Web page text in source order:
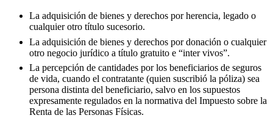
La adquisición de bienes y derechos por herencia, legado o
cualquier otro título sucesorio.
La adquisición de bienes y derechos por donación o cualquier
otro negocio jurídico a título gratuito e “inter vivos”.
La percepción de cantidades por los beneficiarios de seguros
de vida, cuando el contratante (quien suscribió la póliza) sea
persona distinta del beneficiario, salvo en los supuestos
expresamente regulados en la normativa del Impuesto sobre la
Renta de las Personas Físicas.